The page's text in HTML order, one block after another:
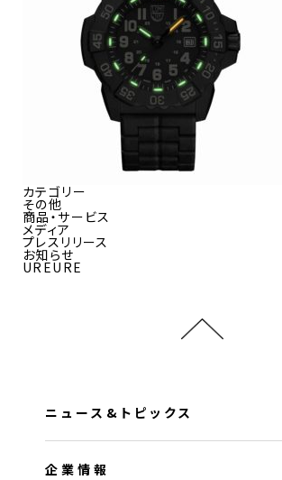
カテゴリー
その他
商品・サービス
メディア
プレスリリース
お知らせ
UREURE
ニュース&トピックス
企業情報